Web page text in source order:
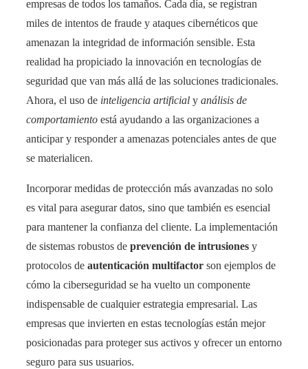
empresas de todos los tamaños. Cada día, se registran
miles de intentos de fraude y ataques cibernéticos que
amenazan la integridad de información sensible. Esta
realidad ha propiciado la innovación en tecnologías de
seguridad que van más allá de las soluciones tradicionales.
Ahora, el uso de inteligencia artificial y análisis de
comportamiento está ayudando a las organizaciones a
anticipar y responder a amenazas potenciales antes de que
se materialicen.
Incorporar medidas de protección más avanzadas no solo
es vital para asegurar datos, sino que también es esencial
para mantener la confianza del cliente. La implementación
de sistemas robustos de prevención de intrusiones y
protocolos de autenticación multifactor son ejemplos de
cómo la ciberseguridad se ha vuelto un componente
indispensable de cualquier estrategia empresarial. Las
empresas que invierten en estas tecnologías están mejor
posicionadas para proteger sus activos y ofrecer un entorno
seguro para sus usuarios.